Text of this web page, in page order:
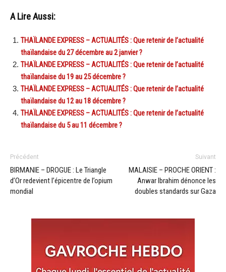
A Lire Aussi:
THAÏLANDE EXPRESS – ACTUALITÉS : Que retenir de l’actualité
thaïlandaise du 27 décembre au 2 janvier ?
THAÏLANDE EXPRESS – ACTUALITÉS : Que retenir de l’actualité
thaïlandaise du 19 au 25 décembre ?
THAÏLANDE EXPRESS – ACTUALITÉS : Que retenir de l’actualité
thaïlandaise du 12 au 18 décembre ?
THAÏLANDE EXPRESS – ACTUALITÉS : Que retenir de l’actualité
thaïlandaise du 5 au 11 décembre ?
Précédent
BIRMANIE – DROGUE : Le Triangle
d’Or redevient l’épicentre de l’opium
mondial
Suivant
MALAISIE – PROCHE ORIENT :
Anwar Ibrahim dénonce les
doubles standards sur Gaza